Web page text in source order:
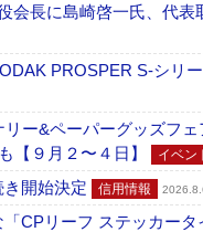
長に島崎啓一氏、代表
PROSPER S-シ
ー&ペーパーグッズフ
【９月２〜４日】
イベン
開始決定 信用情報
CPリーフ ステッカー